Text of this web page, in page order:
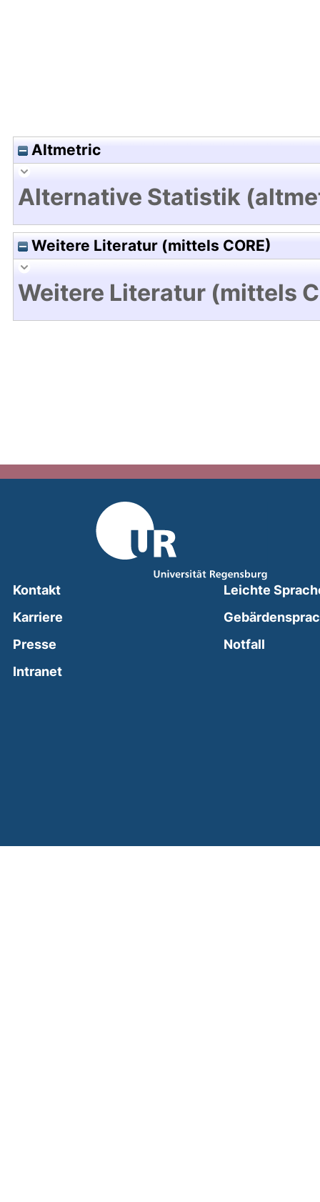
Altmetric
Alternative Statistik
Weitere Literatur (mittels CORE)
Weitere Literatur (mittels
Kontakt
Karriere
Presse
Intranet(external link, opens in a new window)
Leichte
Notfall